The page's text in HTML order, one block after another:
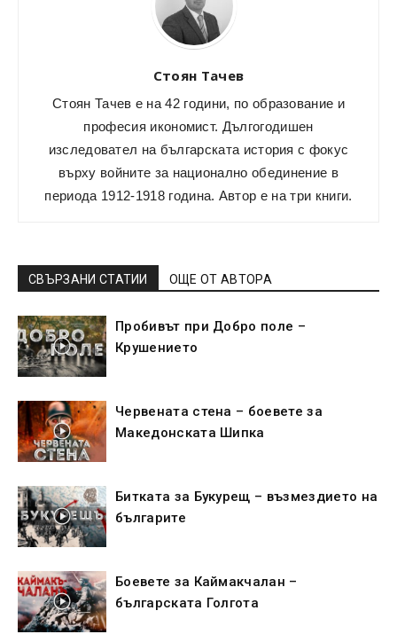
Стоян Тачев
Стоян Тачев е на 42 години, по образование и
професия икономист. Дългогодишен
изследовател на българската история с фокус
върху войните за национално обединение в
периода 1912-1918 година. Автор е на три книги.
СВЪРЗАНИ СТАТИИ ОЩЕ ОТ АВТОРА
Пробивът при Добро поле –
Крушението
Червената стена – боевете за
Македонската Шипка
Битката за Букурещ – възмездието на
българите
Боевете за Каймакчалан –
българската Голгота